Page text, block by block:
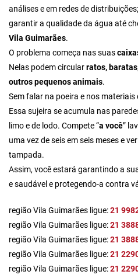
análises e em redes de
garantir a qualidade da água até
Vila Guimarães.
O problema começa nas suas
Nelas podem circularratos,
outros pequenos animais.
Sem falar na poeira e nos
Essa sujeira se acumula nas
limo e de lodo. Compete “a você”
uma vez de seis em seis meses e
tampada.
Assim, você estará garantindo a
e saudável e protegendo-a contra
região Vila Guimarães ligue:21
região Vila Guimarães ligue:21
região Vila Guimarães ligue:21
região Vila Guimarães ligue:21
região Vila Guimarães ligue:21